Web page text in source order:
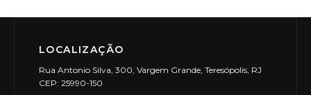
LOCALIZAÇÃO
Rua Antonio Silva, 300, Vargem Grande, Teresópolis, RJ
CEP: 25990-150